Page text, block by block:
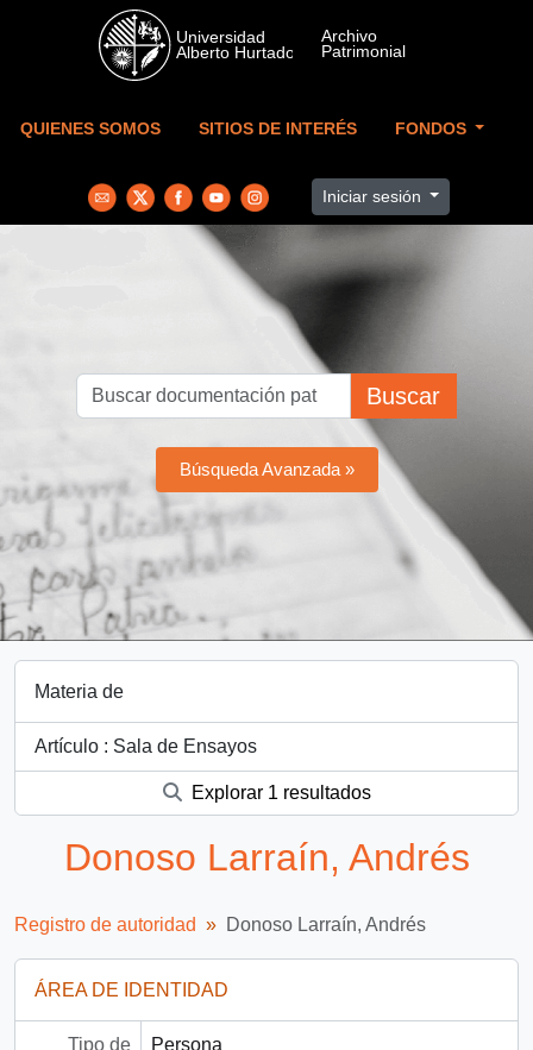
Skip to main content
QUIENES SOMOS SITIOS DE INTERÉS FONDOS
Iniciar sesión
Buscar
Búsqueda Avanzada »
Materia de
Artículo : Sala de Ensayos
Explorar 1 resultados
Donoso Larraín, Andrés
Registro de autoridad Donoso Larraín, Andrés
ÁREA DE IDENTIDAD
Tipo de
Persona